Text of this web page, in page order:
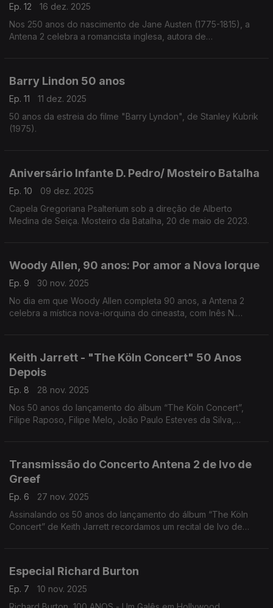
Ep. 12
16 dez. 2025
Nos 250 anos do nascimento de Jane Austen (1775-1815), a
Antena 2 celebra a romancista inglesa, autora de
Barry Lindon 50 anos
Ep. 11
11 dez. 2025
50 anos da estreia do filme "Barry Lyndon", de Stanley Kubrik
(1975).
Aniversário Infante D. Pedro/ Mosteiro Batalha
Ep. 10
09 dez. 2025
Capela Gregoriana Psalterium sob a direção de Alberto
Medina de Seiça. Mosteiro da Batalha, 20 de maio de 2023.
Woody Allen, 90 anos: Por amor a Nova Iorque
Ep. 9
30 nov. 2025
No dia em que Woody Allen completa 90 anos, a Antena 2
celebra a mística nova-iorquina do cineasta, com Inês N.
Keith Jarrett - "The Köln Concert" 50 Anos
Depois
Ep. 8
28 nov. 2025
Nos 50 anos do lançamento do álbum “The Köln Concert”,
Filipe Raposo, Filipe Melo, João Paulo Esteves da Silva,
Transmissão do Concerto Antena 2 de Ivo de
Greef
Ep. 6
27 nov. 2025
Assinalando os 50 anos do lançamento do álbum “The Köln
Concert” de Keith Jarrett recordamos um recital de Ivo de
Especial Richard Burton
Ep. 7
10 nov. 2025